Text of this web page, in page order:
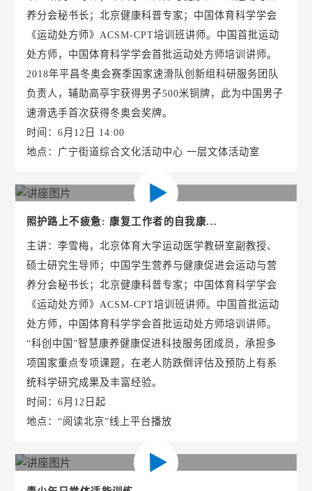
养分会秘书长；北京健康科普专家；中国体育科学学会
《运动处方师》ACSM-CPT培训班讲师。中国首批运动
处方师，中国体育科学学会首批运动处方师培训讲师。
2018年平昌冬奥会赛季国家速滑队创新组科研服务团队
负责人，辅助高亭宇获得男子500米铜牌，此为中国男子
速滑选手首次获得冬奥会奖牌。
时间：6月12日 14:00
地点：广宁街道综合文化活动中心 一层文体活动室
照护路上不疲惫: 康复工作者的自我康...
主讲：李雪梅，北京体育大学运动医学教研室副教授、
硕士研究生导师；中国学生营养与健康促进会运动与营
养分会秘书长；北京健康科普专家；中国体育科学学会
《运动处方师》ACSM-CPT培训班讲师。中国首批运动
处方师，中国体育科学学会首批运动处方师培训讲师。
“科创中国”智慧康养健康促进科技服务团成员，承担多
项国家重点专项课题，在老人防跌倒评估及预防上有系
统科学研究成果及丰富经验。
时间：6月12日起
地点：“阅读北京”线上平台播放